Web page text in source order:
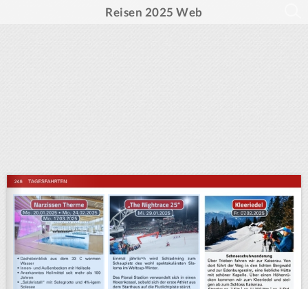
Reisen 2025 Web